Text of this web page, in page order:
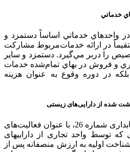
خدماتي‌
در واحدهاي‌ خدماتي‌ اساساً دستمزد و
در ارائه‌ خدمات‌مربوط‌ مشاركت‌
را دربر مي‌گيرد. دستمزد و ساير
و فروش‌ در بهاي‌ تمام‌شده‌ خدمات‌
در دوره‌ وقوع‌ به عنوان‌ هزينه‌
شده از دارایی‌های زیستی
21 مکرر. طبق استاندارد حسابداری شماره 26، با عنوان فعالیت‌های
توسط واحد تجاری از داراییهای
اولیه به ارزش منصفانه پس از